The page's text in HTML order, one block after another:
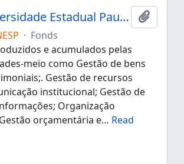
Unesp - Universidade Estadual Paulista "Júlio de Mesquita Filho"
Add to
· Fonds
e acumulados pelas
meio como Gestão de bens
Gestão de recursos
institucional; Gestão de
Organização
orçamentária e… Read